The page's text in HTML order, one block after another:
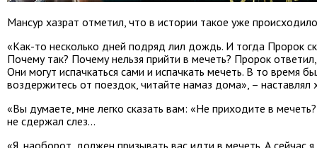
Мансур хазрат отметил, что в истории такое уже
«Как-то несколько дней подряд лил дождь. И тогда Пророк
Почему так? Почему нельзя прийти в мечеть? Пророк
Они могут испачкаться сами и испачкать мечеть. В то время
воздержитесь от поездок, читайте намаз дома», – наставлял
«Вы думаете, мне легко сказать вам: «Не приходите в
не сдержал слез…